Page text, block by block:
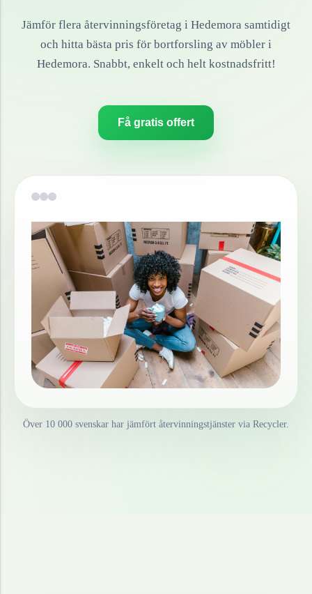
Jämför flera återvinningsföretag i Hedemora samtidigt
och hitta bästa pris för bortforsling av möbler i
Hedemora. Snabbt, enkelt och helt kostnadsfritt!
Få gratis offert
Över 10 000 svenskar har jämfört återvinningstjänster via Recycler.